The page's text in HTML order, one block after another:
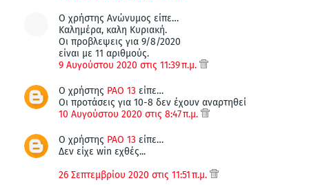
Ο χρήστης Ανώνυμος είπε…
Καλημέρα, καλη Κυριακή.
Οι προβλεψεις για 9/8/2020
είναι με 11 αριθμούς.
9 Αυγούστου 2020 στις 11:39 π.μ.
Ο χρήστης PAO 13 είπε…
Οι προτάσεις για 10-8 δεν έχουν αναρτηθεί
10 Αυγούστου 2020 στις 8:47 π.μ.
Ο χρήστης PAO 13 είπε…
Δεν είχε win εχθές...
26 Σεπτεμβρίου 2020 στις 11:51 π.μ.